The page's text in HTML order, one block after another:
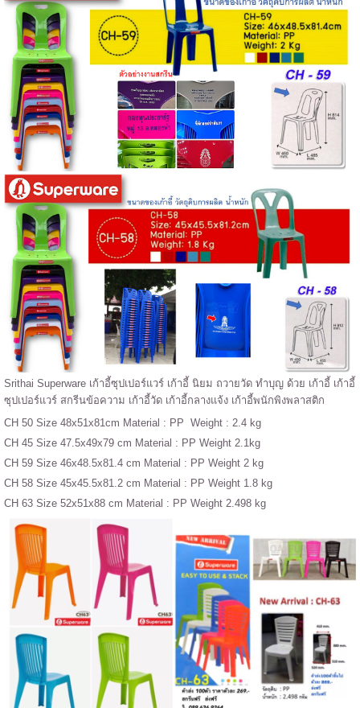
Srithai Superware เก้าอี้ซุปเปอร์แวร์ เก้าอี้ นิยม ถวายวัด ทำบุญ ด้วย เก้าอี้ เก้าอี้
ซุปเปอร์แวร์ สกรีนข้อความ เก้าอี้วัด เก้าอี้กลางแจ้ง เก้าอี้พนักพิงพลาสติก
CH 50 Size 48x51x81cm Material : PP Weight : 2.4 kg
CH 45 Size 47.5x49x79 cm Material : PP Weight 2.1kg
CH 59 Size 46x48.5x81.4 cm Material : PP Weight 2 kg
CH 58 Size 45x45.5x81.2 cm Material : PP Weight 1.8 kg
CH 63 Size 52x51x88 cm Material : PP Weight 2.498 kg